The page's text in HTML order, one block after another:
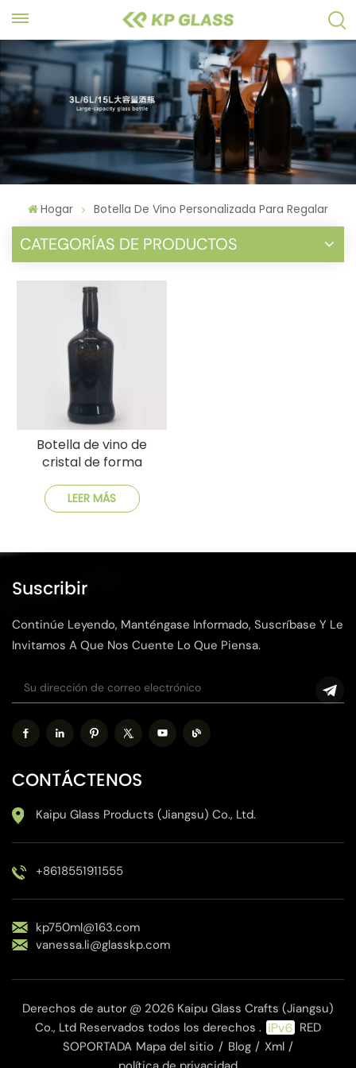
Hogar Botella De Vino Personalizada Para Regalar
CATEGORÍAS DE PRODUCTOS
Botella de vino de
cristal de forma
vintage
LEER MÁS
Suscribir
Continúe Leyendo, Manténgase Informado, Suscríbase Y Le
Invitamos A Que Nos Cuente Lo Que Piensa.
CONTÁCTENOS
Kaipu Glass Products (Jiangsu) Co., Ltd.
+8618551911555
kp750ml@163.com
vanessa.li@glasskp.com
Derechos de autor @ 2026 Kaipu Glass Crafts (Jiangsu)
Co., Ltd Reservados todos los derechos .
RED
SOPORTADA Mapa del sitio / Blog / Xml /